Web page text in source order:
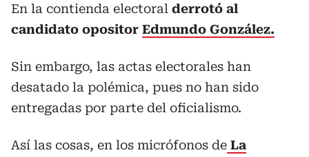
En la contienda electoral derrotó al
candidato opositor Edmundo González.
Sin embargo, las actas electorales han
desatado la polémica, pues no han sido
entregadas por parte del oficialismo.
Así las cosas, en los micrófonos de La